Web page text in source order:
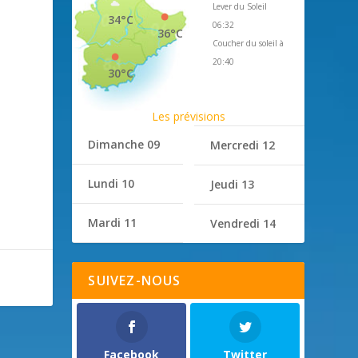
36°C
34°C
30°C
Lever du Soleil
06:32
Coucher du soleil à
20:40
Les prévisions
Dimanche 09
Lundi 10
Mardi 11
Mercredi 12
Jeudi 13
Vendredi 14
SUIVEZ-NOUS
Facebook Twitter